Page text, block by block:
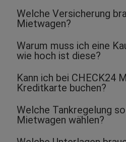
Welche Versicherung
Mietwagen?
Warum muss ich eine
wie hoch ist diese?
Kann ich bei CHECK24
Kreditkarte buchen?
Welche Tankregelung
Mietwagen wählen?